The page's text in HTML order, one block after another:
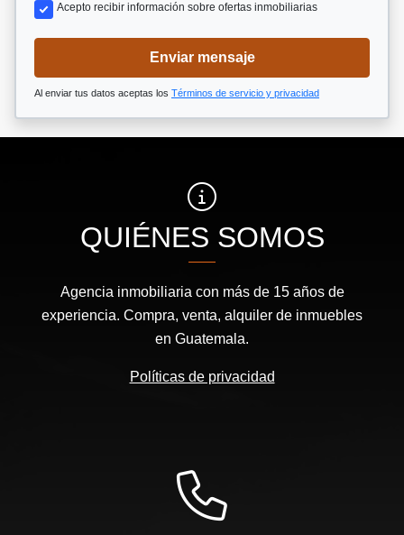
Acepto recibir información sobre ofertas inmobiliarias
Enviar mensaje
Al enviar tus datos aceptas los Términos de servicio y privacidad
QUIÉNES SOMOS
Agencia inmobiliaria con más de 15 años de
experiencia. Compra, venta, alquiler de inmuebles
en Guatemala.
Políticas de privacidad